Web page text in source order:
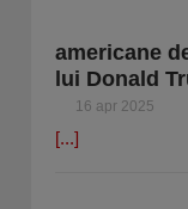
americane
lui Donald
16 apr 2025
[...]